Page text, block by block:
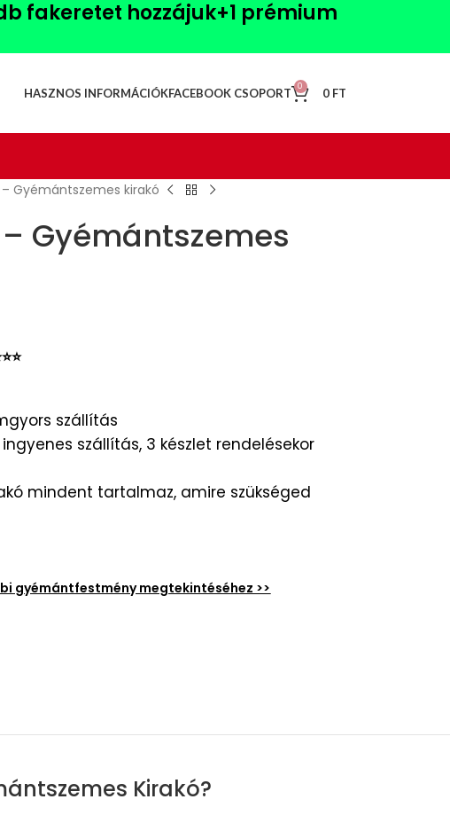
fakeretet hozzájuk+1 prémium
HASZNOS INFORMÁCIÓKFACEBOOK CSOPORT 0 0 FT
Gyémántszemes kirakó
Gyémántszemes
szállítás
szállítás, 3 készlet rendelésekor
mindent tartalmaz, amire szükséged
gyémántfestmény megtekintéséhez >>
Kirakó?